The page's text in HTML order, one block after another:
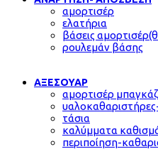
αμορτισέρ
ελατήρια
βάσεις
ρουλεμάν βάσης
ΑΞΕΣΟΥΑΡ
αμορτισέρ μπαγκάζ
τάσια
καλύμματα
περιποίηση-